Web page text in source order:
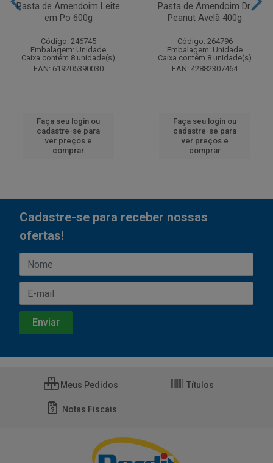
Pasta de Amendoim Leite
em Po 600g
Código: 246745
Embalagem: Unidade
Caixa contém 8 unidade(s)
EAN: 619205390030
Faça seu login ou
cadastre-se para
ver preços e
comprar
Pasta de Amendoim Dr.
Peanut Avelã 400g
Código: 264796
Embalagem: Unidade
Caixa contém 8 unidade(s)
EAN: 42882307464
Faça seu login ou
cadastre-se para
ver preços e
comprar
Cadastre-se para receber nossas
ofertas!
Meus Pedidos Títulos
Notas Fiscais